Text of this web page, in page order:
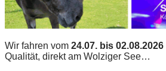
Wir fahren vom 24.07. bis 02.08.2026
Qualität, direkt am Wolziger See…